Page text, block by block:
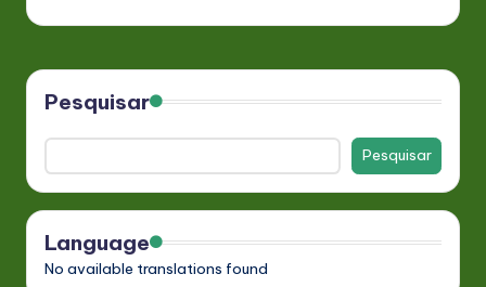
Pesquisar
Pesquisar
Language
No available translations found